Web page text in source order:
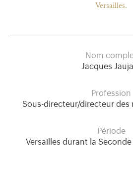
Versailles.
Nom
Jacques
Profession
Sous-directeur/directeur des
Période
Versailles durant la